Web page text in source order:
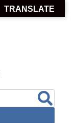
TRANSLATE